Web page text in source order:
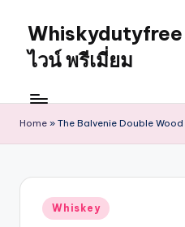
Whiskydutyfree
ไวน์ พรีเมี่ยม
Home » The Balvenie Double Wood
Whiskey